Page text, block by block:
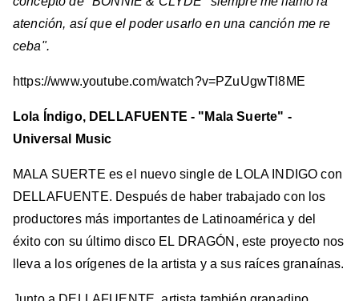
atención, así que el poder usarlo en una canción me re
ceba".
https://www.youtube.com/watch?v=PZuUgwTl8ME
Lola Índigo, DELLAFUENTE - "Mala Suerte" -
Universal Music
MALA SUERTE es el nuevo single de LOLA INDIGO con
DELLAFUENTE. Después de haber trabajado con los
productores más importantes de Latinoamérica y del
éxito con su último disco EL DRAGÓN, este proyecto nos
lleva a los orígenes de la artista y a sus raíces granaínas.